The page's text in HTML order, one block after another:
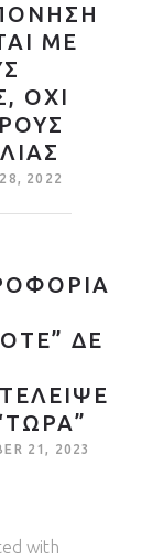
ΜΕ
ΟΧΙ
2022
ΔΕ
21, 2023
with